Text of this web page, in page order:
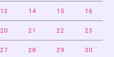
13 14 15 16
20 21 22 23
27 28 29 30